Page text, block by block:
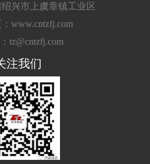
兴市上虞章镇工业区
www.cntzfj.com
tz@cntzfj.com
注我们